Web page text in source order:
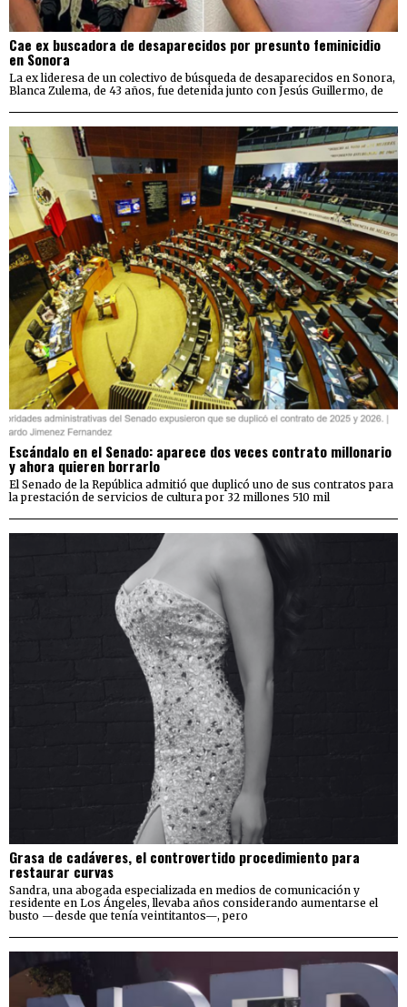
Cae ex buscadora de desaparecidos por presunto feminicidio
en Sonora
La ex lideresa de un colectivo de búsqueda de desaparecidos en Sonora,
Blanca Zulema, de 43 años, fue detenida junto con Jesús Guillermo, de
Escándalo en el Senado: aparece dos veces contrato millonario
y ahora quieren borrarlo
El Senado de la República admitió que duplicó uno de sus contratos para
la prestación de servicios de cultura por 32 millones 510 mil
Grasa de cadáveres, el controvertido procedimiento para
restaurar curvas
Sandra, una abogada especializada en medios de comunicación y
residente en Los Ángeles, llevaba años considerando aumentarse el
busto —desde que tenía veintitantos—, pero